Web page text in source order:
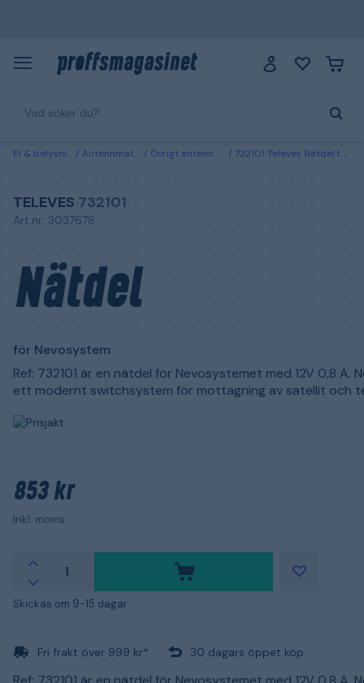
El & belysning Antennmateriel Övrigt antennmateriel 732101 Televes Nätdel för Nevosystem
TELEVES 732101
Art.nr: 3037678
Nätdel
för Nevosystem
Ref: 732101 är en nätdel för Nevosystemet med 12V 0,8 A.
ett modernt switchsystem för mottagning av satellit och
853 kr
Inkl. moms
Skickas om 9-15 dagar
Fri frakt över 999 kr* 30 dagars öppet köp